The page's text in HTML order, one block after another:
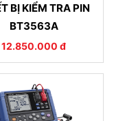
BỊ KIỂM TRA PIN
BT3563A
12.850.000 đ